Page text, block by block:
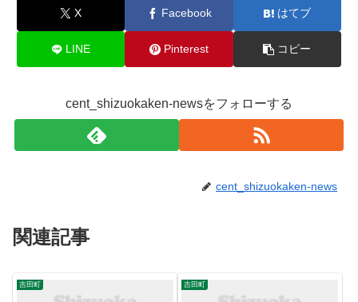
X Facebook はてブ
LINE Pinterest コピー
cent_shizuokaken-newsをフォローする
cent_shizuokaken-news
関連記事
吉田町 吉田町